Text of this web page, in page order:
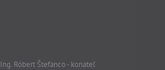
Ing. Róbert Štefanco - konateľ